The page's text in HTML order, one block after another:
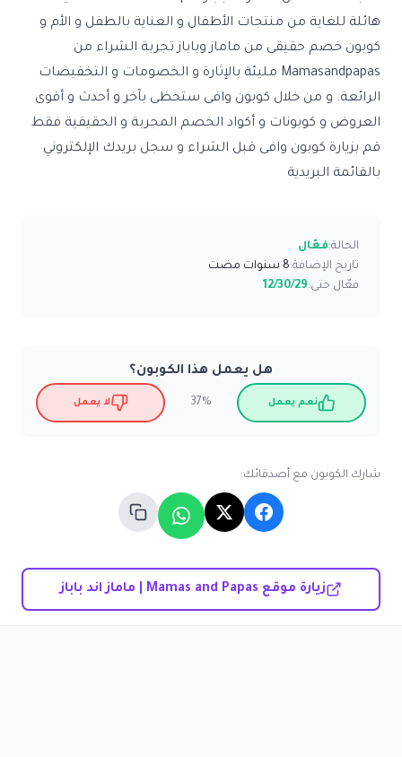
هائلة للغاية من منتجات الأطفال و العناية بالطفل و الأم و
كوبون خصم حقيقى من ماماز وباباز تجربة الشراء من
Mamasandpapas مليئة بالإثارة و الخصومات و التخفيضات
الرائعة. و من خلال كوبون وافى ستحظى بآخر و أحدث و أقوى
العروض و كوبونات و أكواد الخصم المجربة و الحقيقية فقط
قم بزيارة كوبون وافى قبل الشراء و سجل بريدك الإلكتروني
بالقائمة البريدية
الحالة:فعّال
تاريخ الإضافة:8 سنوات مضت
فعّال حتى:12/30/29
هل يعمل هذا الكوبون؟
نعم يعمل 37% لا يعمل
شارك الكوبون مع أصدقائك:
زيارة موقع Mamas and Papas | ماماز اند باباز